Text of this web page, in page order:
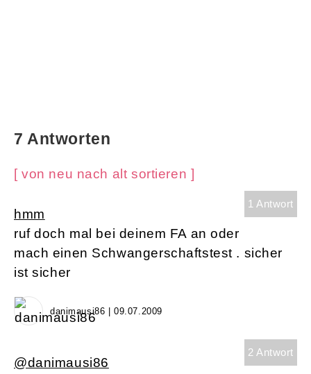
7 Antworten
[ von neu nach alt sortieren ]
1 Antwort
hmm
ruf doch mal bei deinem FA an oder
mach einen Schwangerschaftstest . sicher
ist sicher
danimausi86 | 09.07.2009
2 Antwort
@danimausi86